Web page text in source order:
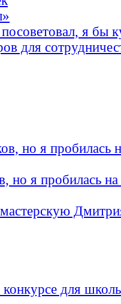
я бы
для
но я пробилась
для